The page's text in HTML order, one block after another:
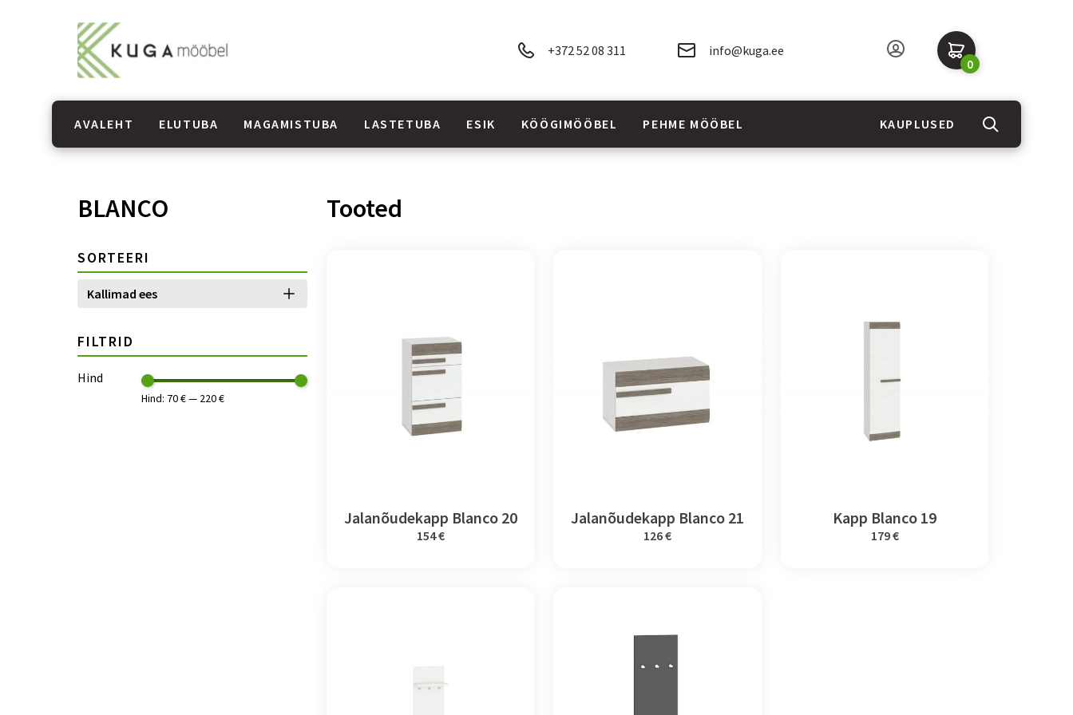
+372 52 08 311 info@kuga.ee
0
AVALEHT ELUTUBA MAGAMISTUBA LASTETUBA ESIK KÖÖGIMÖÖBEL PEHME MÖÖBEL KAUPLUSED
BLANCO
SORTEERI
Kallimad ees
FILTRID
Hind
Hind: 70 €— 220 €
Tooted
Jalanõudekapp Blanco 20
154 €
Jalanõudekapp Blanco 21
126 €
Kapp Blanco 19
179 €